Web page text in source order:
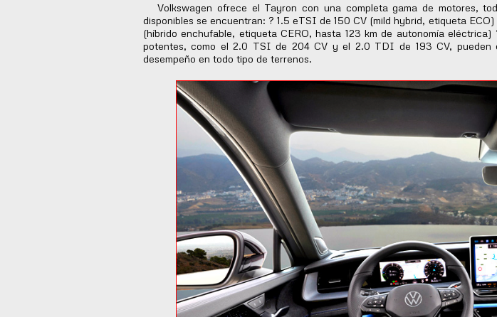
Volkswagen ofrece el Tayron con una completa gama de motores,
disponibles se encuentran: ? 1.5 eTSI de 150 CV (mild hybrid, etiqueta
(híbrido enchufable, etiqueta CERO, hasta 123 km de autonomía
potentes, como el 2.0 TSI de 204 CV y el 2.0 TDI de 193 CV, pueden
desempeño en todo tipo de terrenos.